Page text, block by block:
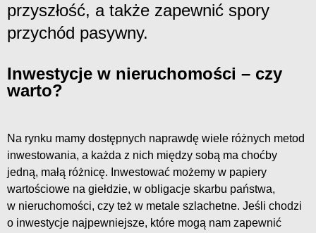
przyszłość, a także zapewnić spory
przychód pasywny.
Inwestycje w nieruchomości – czy
warto?
Na rynku mamy dostępnych naprawdę wiele różnych metod
inwestowania, a każda z nich między sobą ma choćby
jedną, małą różnicę. Inwestować możemy w papiery
wartościowe na giełdzie, w obligacje skarbu państwa,
w nieruchomości, czy też w metale szlachetne. Jeśli chodzi
o inwestycje najpewniejsze, które mogą nam zapewnić